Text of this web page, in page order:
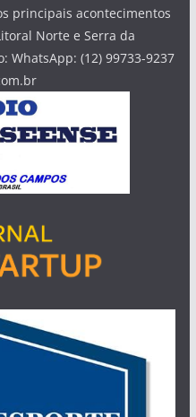
principais acontecimentos
Norte e Serra da
WhatsApp: (12) 99733-9237